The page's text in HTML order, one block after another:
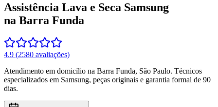
Assistência Lava e Seca Samsung
na Barra Funda
4.9 (2580 avaliações)
Atendimento em domicílio na Barra Funda, São Paulo. Técnicos
especializados em Samsung, peças originais e garantia formal de 90
dias.